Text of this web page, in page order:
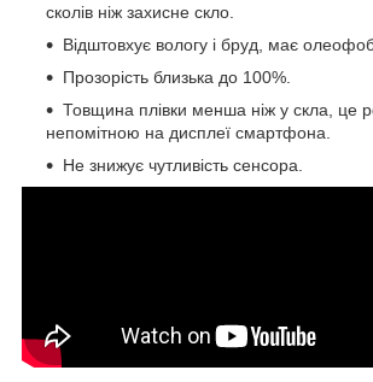
сколів ніж захисне скло.
Відштовхує вологу і бруд, має
Прозорість близька до 100%.
Товщина плівки менша ніж у скла, це
непомітною на дисплеї смартфона.
Не знижує чутливість сенсора.